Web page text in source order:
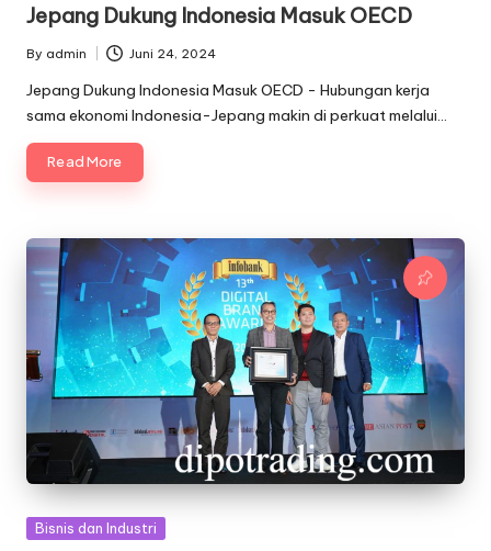
Jepang Dukung Indonesia Masuk OECD
Posted
by
By admin Juni 24, 2024
Jepang Dukung Indonesia Masuk OECD - Hubungan kerja
sama ekonomi Indonesia-Jepang makin di perkuat melalui…
Read More
Posted
Bisnis dan Industri